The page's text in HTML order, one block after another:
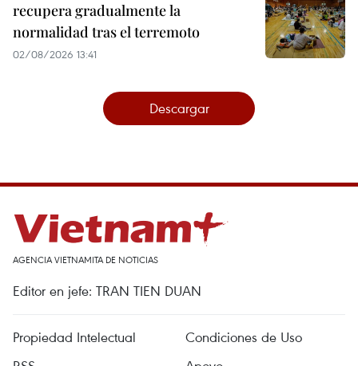
recupera gradualmente la
normalidad tras el terremoto
02/08/2026 13:41
Descargar
AGENCIA VIETNAMITA DE NOTICIAS
Editor en jefe: TRAN TIEN DUAN
Propiedad Intelectual
Condiciones de Uso